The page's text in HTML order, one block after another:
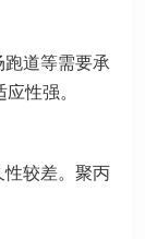
道等需要承
性强。
较差。聚丙